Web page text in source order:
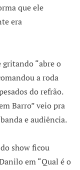
que ele
era
gritando “abre o
a roda
do refrão.
Barro” veio pra
e audiência.
show ficou
em “Qual é o